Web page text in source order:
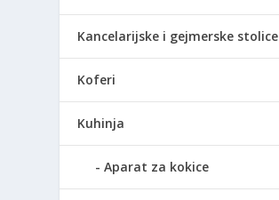
Kancelarijske i gejmerske stolice
Koferi
Kuhinja
Aparat za kokice